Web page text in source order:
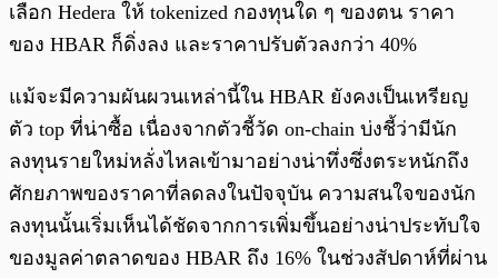
เลือก Hedera ให้ tokenized กองทุนใด ๆ ของตน ราคา
ของ HBAR ก็ดิ่งลง และราคาปรับตัวลงกว่า 40%
แม้จะมีความผันผวนเหล่านี้ใน HBAR ยังคงเป็นเหรียญ
ตัว top ที่น่าซื้อ เนื่องจากตัวชี้วัด on-chain บ่งชี้ว่ามีนัก
ลงทุนรายใหม่หลั่งไหลเข้ามาอย่างน่าทึ่งซึ่งตระหนักถึง
ศักยภาพของราคาที่ลดลงในปัจจุบัน ความสนใจของนัก
ลงทุนนั้นเริ่มเห็นได้ชัดจากการเพิ่มขึ้นอย่างน่าประทับใจ
ของมูลค่าตลาดของ HBAR ถึง 16% ในช่วงสัปดาห์ที่ผ่าน